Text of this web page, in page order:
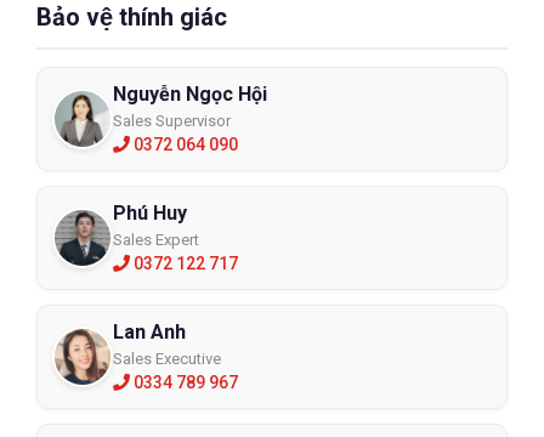
Bảo vệ thính giác
Nguyễn Ngọc Hội
Sales Supervisor
0372 064 090
Phú Huy
Sales Expert
0372 122 717
Lan Anh
Sales Executive
0334 789 967